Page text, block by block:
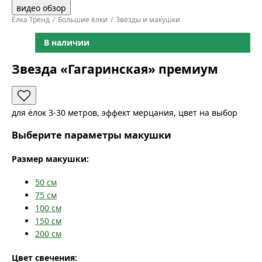
видео обзор
Ёлка Тренд Большие ёлки Звёзды и макушки
В наличии
Звезда «Гагаринская» премиум
для ёлок 3-30 метров, эффект мерцания, цвет на выбор
Выберите параметры макушки
Размер макушки:
50 см
75 см
100 см
150 см
200 см
Цвет свечения: